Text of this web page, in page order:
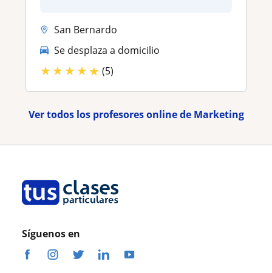
San Bernardo
Se desplaza a domicilio
★★★★★ (5)
Ver todos los profesores online de Marketing
Síguenos en